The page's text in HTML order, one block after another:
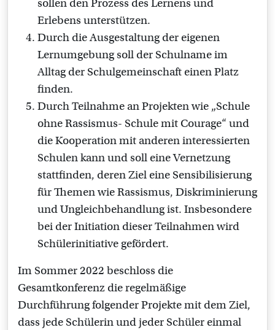
sollen den Prozess des Lernens und
Erlebens unterstützen.
Durch die Ausgestaltung der eigenen
Lernumgebung soll der Schulname im
Alltag der Schulgemeinschaft einen Platz
finden.
Durch Teilnahme an Projekten wie „Schule
ohne Rassismus- Schule mit Courage“ und
die Kooperation mit anderen interessierten
Schulen kann und soll eine Vernetzung
stattfinden, deren Ziel eine Sensibilisierung
für Themen wie Rassismus, Diskriminierung
und Ungleichbehandlung ist. Insbesondere
bei der Initiation dieser Teilnahmen wird
Schülerinitiative gefördert.
Im Sommer 2022 beschloss die
Gesamtkonferenz die regelmäßige
Durchführung folgender Projekte mit dem Ziel,
dass jede Schülerin und jeder Schüler einmal